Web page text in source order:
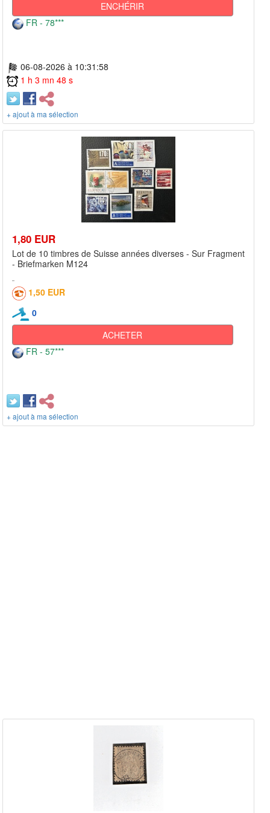
ENCHÉRIR
FR - 78***
06-08-2026 à 10:31:58
1 h 3 mn 48 s
+ ajout à ma sélection
1,80 EUR
Lot de 10 timbres de Suisse années diverses - Sur Fragment
- Briefmarken M124
1,50 EUR
0
ACHETER
FR - 57***
+ ajout à ma sélection